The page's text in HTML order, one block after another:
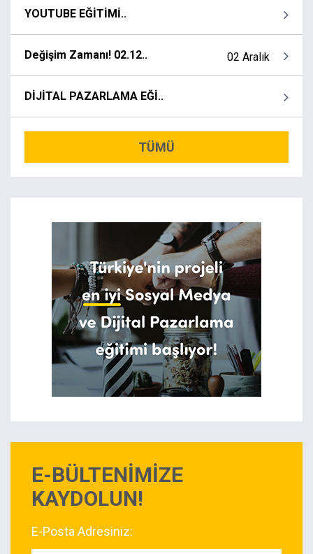
YOUTUBE EĞİTİMİ..
Değişim Zamanı! 02.12.. 02 Aralık
DİJİTAL PAZARLAMA EĞİ..
TÜMÜ
E-BÜLTENİMİZE
KAYDOLUN!
E-Posta Adresiniz: